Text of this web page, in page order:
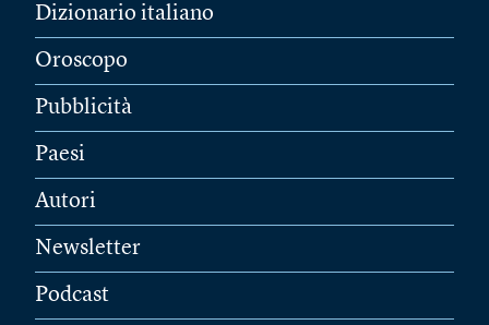
Dizionario italiano
Oroscopo
Pubblicità
Paesi
Autori
Newsletter
Podcast